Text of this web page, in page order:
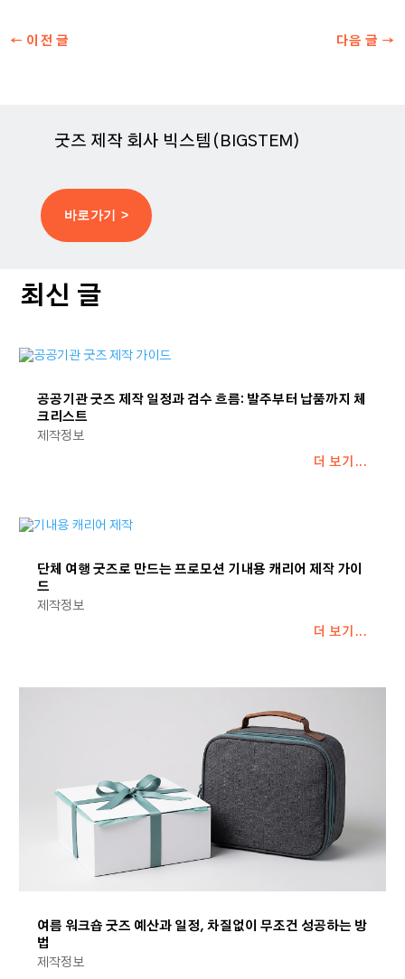
← 이전 글 다음 글 →
굿즈 제작 회사 빅스템(BIGSTEM)
바로가기 >
최신 글
공공기관 굿즈 제작 일정과 검수 흐름: 발주부터 납품까지 체
크리스트
제작정보
더 보기...
단체 여행 굿즈로 만드는 프로모션 기내용 캐리어 제작 가이
드
제작정보
더 보기...
여름 워크숍 굿즈 예산과 일정, 차질없이 무조건 성공하는 방
법
제작정보